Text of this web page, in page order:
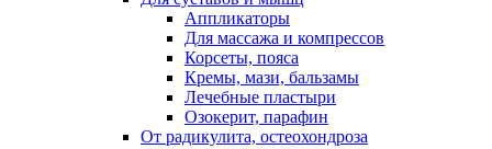
Аппликаторы
Для массажа и компрессов
Корсеты, пояса
Кремы, мази, бальзамы
Лечебные пластыри
Озокерит, парафин
От радикулита, остеохондроза